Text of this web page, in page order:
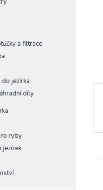
a filtrace
jezírka
díly
ryby
jezírek